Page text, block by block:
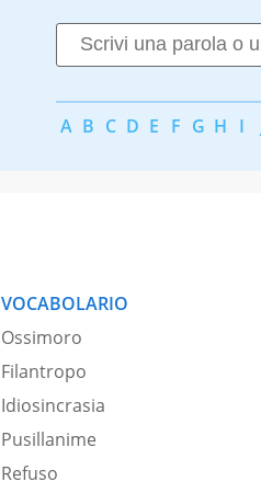
A B C D E F G H I
VOCABOLARIO
Ossimoro
Filantropo
Idiosincrasia
Pusillanime
Refuso